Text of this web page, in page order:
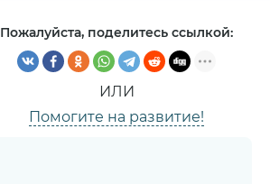
Пожалуйста, поделитесь ссылкой:
ИЛИ
Помогите на развитие!